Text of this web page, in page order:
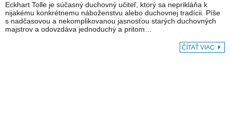
Eckhart Tolle je súčasný duchovný učiteľ, ktorý sa neprikláňa k
nijakému konkrétnemu náboženstvu alebo duchovnej tradícii. Píše
s nadčasovou a nekomplikovanou jasnosťou starých duchovných
majstrov a odovzdáva jednoduchý a pritom…
ČÍTAŤ VIAC